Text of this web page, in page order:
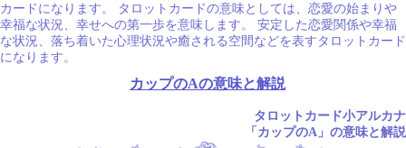
カードになります。 タロットカードの意味としては、恋愛の始まりや
幸福な状況、幸せへの第一歩を意味します。 安定した恋愛関係や幸福
な状況、落ち着いた心理状況や癒される空間などを表すタロットカード
になります。
カップのAの意味と解説
タロットカード小アルカナ
「カップのA」の意味と解説